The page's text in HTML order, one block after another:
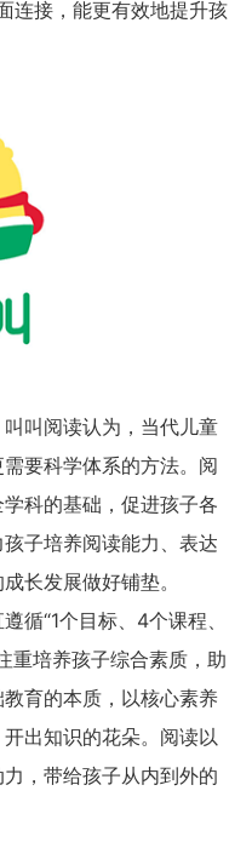
连接，能更有效地提升孩
叫阅读认为，当代儿童
要科学体系的方法。阅
科的基础，促进孩子各
子培养阅读能力、表达
长发展做好铺垫。
“1个目标、4个课程、
重培养孩子综合素质，助
育的本质，以核心素养
出知识的花朵。阅读以
，带给孩子从内到外的